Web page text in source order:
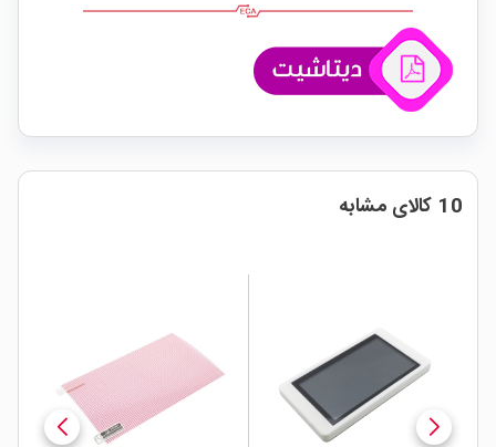
10 کالای مشابه